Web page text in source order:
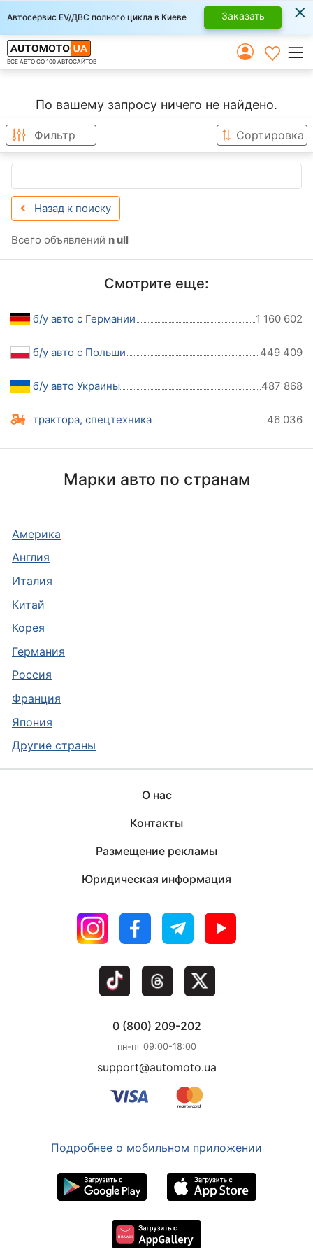
Автосервис EV/ДВС полного цикла в Киеве Заказать ×
ВСЕ АВТО СО 100 АВТОСАЙТОВ
По вашему запросу ничего не найдено.
Фильтр Сортировка
Назад к поиску
Всего объявлений n ull
Смотрите еще:
б/у авто с Германии 1 160 602
б/у авто с Польши 449 409
б/у авто Украины 487 868
трактора, спецтехника 46 036
Марки авто по странам
Америка
Англия
Италия
Китай
Корея
Германия
Россия
Франция
Япония
Другие страны
О нас
Контакты
Размещение рекламы
Юридическая информация
0 (800) 209-202
пн-пт 09:00-18:00
support@automoto.ua
Подробнее о мобильном приложении